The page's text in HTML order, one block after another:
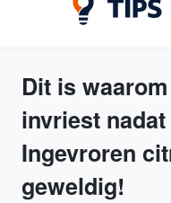
Dit is
invriest
Ingevroren
geweldig!